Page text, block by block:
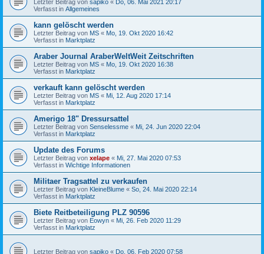
Letzter Beitrag von sapiko « Do, 06. Mai 2021 20:17
Verfasst in Allgemeines
kann gelöscht werden
Letzter Beitrag von MS « Mo, 19. Okt 2020 16:42
Verfasst in Marktplatz
Araber Journal AraberWeltWeit Zeitschriften
Letzter Beitrag von MS « Mo, 19. Okt 2020 16:38
Verfasst in Marktplatz
verkauft kann gelöscht werden
Letzter Beitrag von MS « Mi, 12. Aug 2020 17:14
Verfasst in Marktplatz
Amerigo 18" Dressursattel
Letzter Beitrag von Senselessme « Mi, 24. Jun 2020 22:04
Verfasst in Marktplatz
Update des Forums
Letzter Beitrag von xelape « Mi, 27. Mai 2020 07:53
Verfasst in Wichtige Informationen
Militaer Tragsattel zu verkaufen
Letzter Beitrag von KleineBlume « So, 24. Mai 2020 22:14
Verfasst in Marktplatz
Biete Reitbeteiligung PLZ 90596
Letzter Beitrag von Eowyn « Mi, 26. Feb 2020 11:29
Verfasst in Marktplatz
Letzter Beitrag von sapiko « Do, 06. Feb 2020 07:58